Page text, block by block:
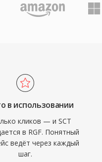
в использовании
кликов — и SCT
в RGF. Понятный
ведёт через каждый
шаг.